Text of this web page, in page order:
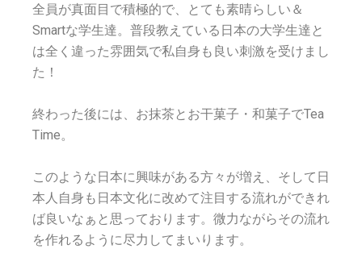
全員が真面目で積極的で、とても素晴らしい＆
Smartな学生達。普段教えている日本の大学生達と
は全く違った雰囲気で私自身も良い刺激を受けまし
た！
終わった後には、お抹茶とお干菓子・和菓子でTea
Time。
このような日本に興味がある方々が増え、そして日
本人自身も日本文化に改めて注目する流れができれ
ば良いなぁと思っております。微力ながらその流れ
を作れるように尽力してまいります。